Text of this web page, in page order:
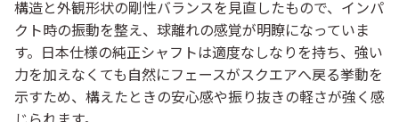
構造と外観形状の剛性バランスを見直したもので、インパ
クト時の振動を整え、球離れの感覚が明瞭になっていま
す。日本仕様の純正シャフトは適度なしなりを持ち、強い
力を加えなくても自然にフェースがスクエアへ戻る挙動を
示すため、構えたときの安心感や振り抜きの軽さが強く感